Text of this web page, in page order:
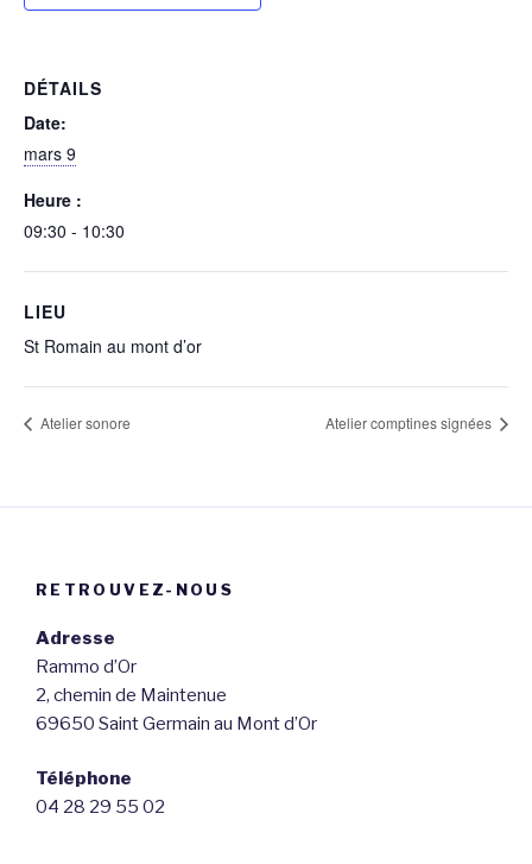
DÉTAILS
Date:
mars 9
Heure :
09:30 - 10:30
LIEU
St Romain au mont d’or
Atelier sonore Atelier comptines signées
RETROUVEZ-NOUS
Adresse
Rammo d’Or
2, chemin de Maintenue
69650 Saint Germain au Mont d’Or
Téléphone
04 28 29 55 02